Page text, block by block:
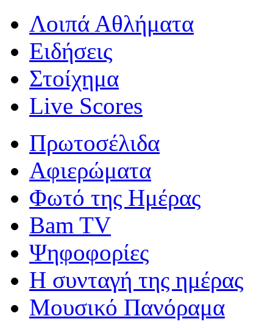
Λοιπά Αθλήματα
Ειδήσεις
Στοίχημα
Live Scores
Πρωτοσέλιδα
Αφιερώματα
Φωτό της Ημέρας
Bam TV
Ψηφοφορίες
Η συνταγή της ημέρας
Μουσικό Πανόραμα